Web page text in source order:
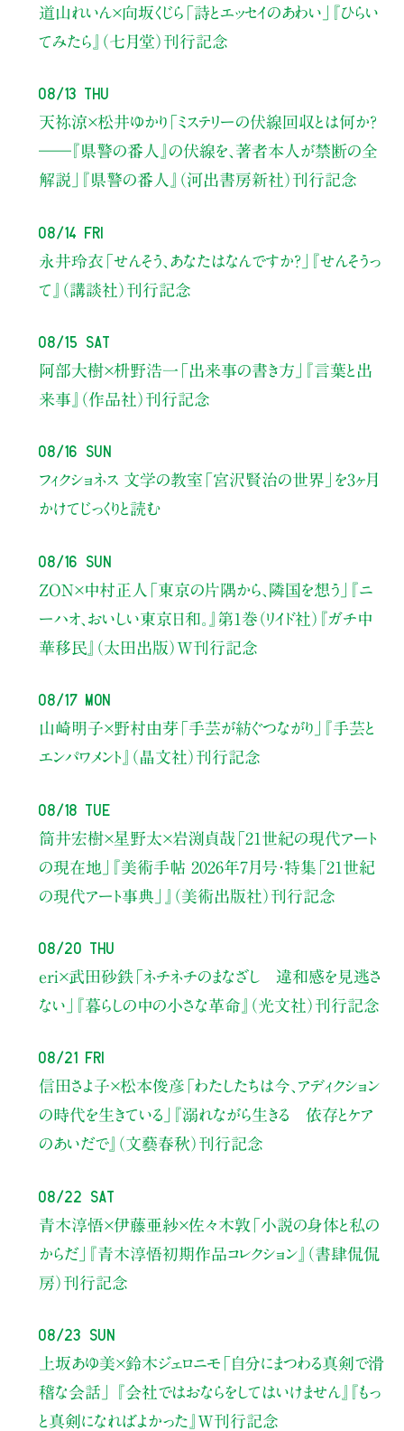
道山れいん×向坂くじら 「詩とエッセイのあわい」
『ひらい
てみたら』（七月堂）刊行記念
08/13 Thu
天祢涼×松井ゆかり 「ミステリーの伏線回収とは何か？
――『県警の番人』の伏線を、著者本人が禁断の全
解説」
『県警の番人』（河出書房新社）刊行記念
08/14 Fri
永井玲衣 「せんそう、あなたはなんですか？」
『せんそうっ
て』（講談社）刊行記念
08/15 Sat
阿部大樹×枡野浩一 「出来事の書き方」
『言葉と出
来事』（作品社）刊行記念
08/16 Sun
フィクショネス 文学の教室 「宮沢賢治の世界」を3ヶ月
かけてじっくりと読む
08/16 Sun
ZON×中村正人 「東京の片隅から、隣国を想う」
『ニ
ーハオ、おいしい東京日和。』第1巻（リイド社） 『ガチ中
華移民』（太田出版）W刊行記念
08/17 Mon
山崎明子×野村由芽 「手芸が紡ぐつながり」
『手芸と
エンパワメント』（晶文社）刊行記念
08/18 Tue
筒井宏樹×星野太×岩渕貞哉 「21世紀の現代アート
の現在地」
『美術手帖 2026年7月号・特集「21世紀
の現代アート事典」』（美術出版社）刊行記念
08/20 Thu
eri×武田砂鉄「ネチネチのまなざし 違和感を見逃さ
ない」
『暮らしの中の小さな革命』（光文社）刊行記念
08/21 Fri
信田さよ子×松本俊彦 「わたしたちは今、アディクション
の時代を生きている」
『溺れながら生きる 依存とケア
のあいだで』（文藝春秋）刊行記念
08/22 Sat
青木淳悟×伊藤亜紗×佐々木敦 「小説の身体と私の
からだ」
『青木淳悟初期作品コレクション』（書肆侃侃
房）刊行記念
08/23 Sun
上坂あゆ美×鈴木ジェロニモ 「自分にまつわる真剣で滑
稽な会話」
『会社ではおならをしてはいけません』『もっ
と真剣になればよかった』W刊行記念